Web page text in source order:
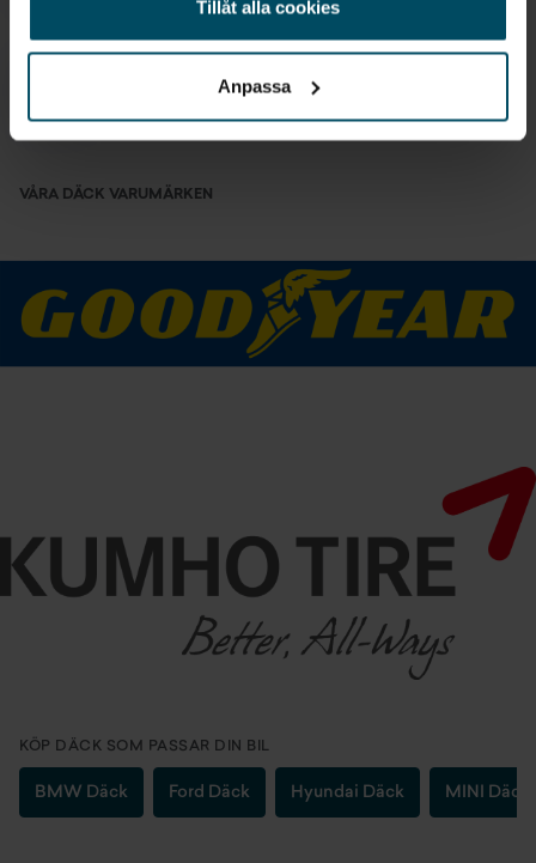
Tillåt alla cookies
Anpassa
Du behöver bara lämna bilen hos oss så byter vi till
nya fräscha däck och tar hand om dina gamla däck.
VÅRA DÄCK VARUMÄRKEN
KÖP DÄCK SOM PASSAR DIN BIL
BMW Däck Ford Däck Hyundai Däck MINI Däck